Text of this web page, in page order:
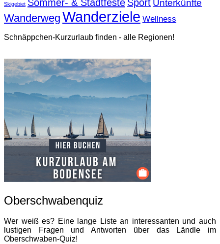
Skigebiet Sommer- & Stadtfeste Sport Unterkünfte
Wanderweg Wanderziele Wellness
Schnäppchen-Kurzurlaub finden - alle Regionen!
Oberschwabenquiz
Wer weiß es? Eine lange Liste an interessanten und auch
lustigen Fragen und Antworten über das Ländle im
Oberschwaben-Quiz!